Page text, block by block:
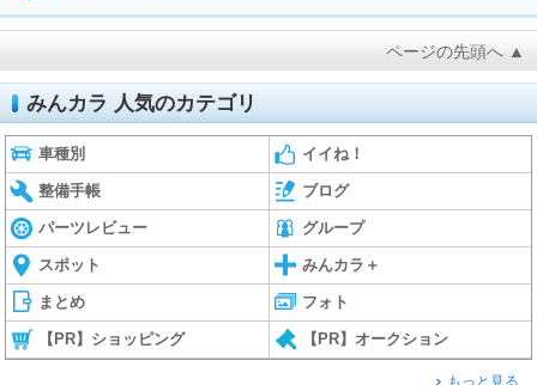
ページの先頭へ ▲
みんカラ 人気のカテゴリ
車種別 イイね！
整備手帳 ブログ
パーツレビュー グループ
スポット みんカラ＋
まとめ フォト
【PR】ショッピング 【PR】オークション